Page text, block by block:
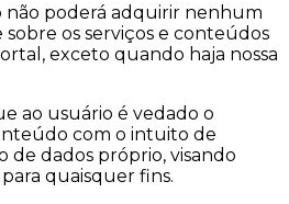
não poderá adquirir nenhum
os serviços e conteúdos
exceto quando haja nossa
ao usuário é vedado o
com o intuito de
de dados próprio, visando
quaisquer fins.